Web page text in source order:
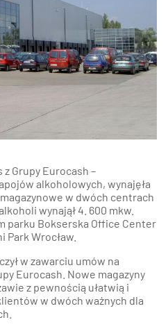
Grupy Eurocash –
alkoholowych, wynajęła
w dwóch centrach
wynajął 4. 600 mkw.
parku Bokserska Office Center
Park Wrocław.
w zawarciu umów na
Eurocash. Nowe magazyny
z pewnością ułatwią i
w dwóch ważnych dla